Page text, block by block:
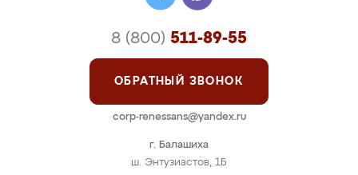
г. Балашиха
ш. Энтузиастов, 1Б
8 (800) 511-89-55
ОБРАТНЫЙ ЗВОНОК
corp-renessans@yandex.ru